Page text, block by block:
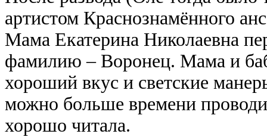
артистом Краснознамённого
Мама Екатерина Николаевна
фамилию – Воронец. Мама и
хороший вкус и светские
можно больше времени
хорошо читала.